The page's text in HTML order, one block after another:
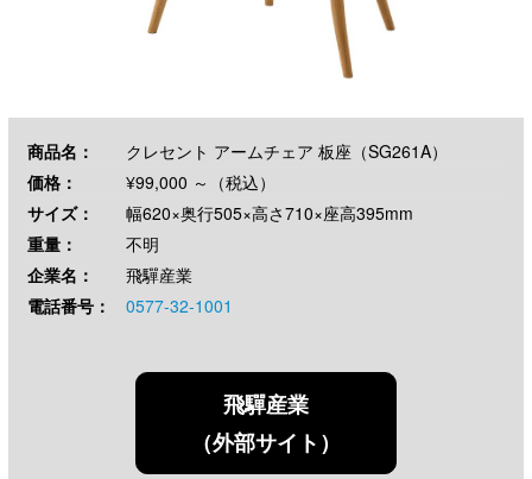
商品名：
クレセント アームチェア 板座（SG261A）
価格：
¥99,000 ～（税込）
サイズ：
幅620×奥行505×高さ710×座高395mm
重量：
不明
企業名：
飛驒産業
電話番号：
0577-32-1001
飛驒産業
（外部サイト）